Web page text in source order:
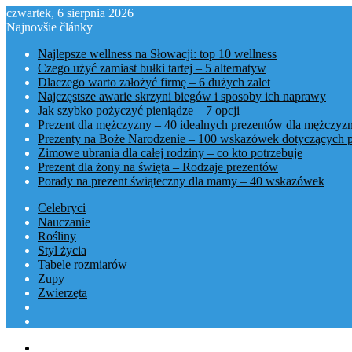
czwartek, 6 sierpnia 2026
Najnovšie články
Najlepsze wellness na Słowacji: top 10 wellness
Czego użyć zamiast bułki tartej – 5 alternatyw
Dlaczego warto założyć firmę – 6 dużych zalet
Najczęstsze awarie skrzyni biegów i sposoby ich naprawy
Jak szybko pożyczyć pieniądze – 7 opcji
Prezent dla mężczyzny – 40 idealnych prezentów dla
Prezenty na Boże Narodzenie – 100 wskazówek dotyczących
Zimowe ubrania dla całej rodziny – co kto potrzebuje
Prezent dla żony na święta – Rodzaje prezentów
Porady na prezent świąteczny dla mamy – 40 wskazówek
Celebryci
Nauczanie
Rośliny
Styl życia
Tabele rozmiarów
Zupy
Zwierzęta